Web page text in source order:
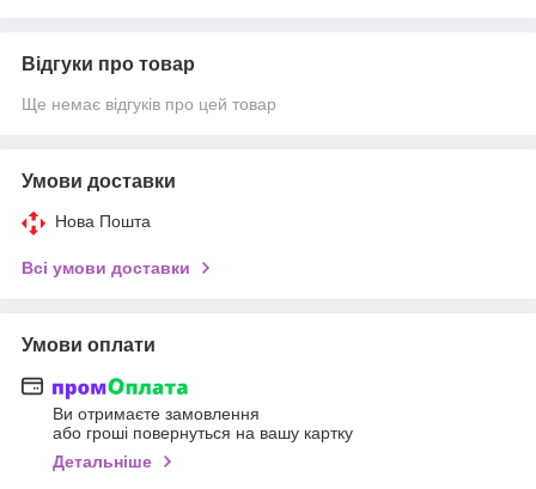
Відгуки про товар
Ще немає відгуків про цей товар
Умови доставки
Нова Пошта
Всі умови доставки
Умови оплати
Ви отримаєте замовлення
або гроші повернуться на вашу картку
Детальніше